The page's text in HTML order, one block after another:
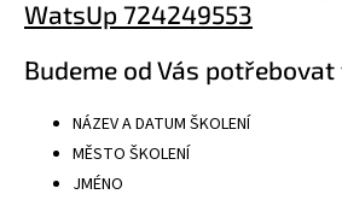
WatsUp 724249553
Budeme od Vás
NÁZEV A DATUM ŠKOLENÍ
MĚSTO ŠKOLENÍ
JMÉNO